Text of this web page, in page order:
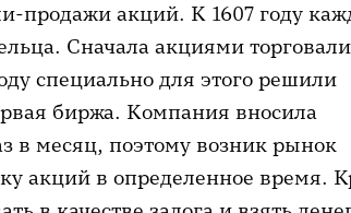
продажи акций. К 1607 году
Сначала акциями
специально для этого решили
биржа. Компания вносила
в месяц, поэтому возник рынок
акций в определенное время.